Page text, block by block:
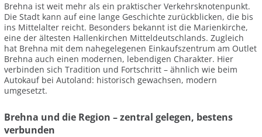
Brehna ist weit mehr als ein praktischer Verkehrsknotenpunkt.
Die Stadt kann auf eine lange Geschichte zurückblicken, die bis
ins Mittelalter reicht. Besonders bekannt ist die Marienkirche,
eine der ältesten Hallenkirchen Mitteldeutschlands. Zugleich
hat Brehna mit dem nahegelegenen Einkaufszentrum am Outlet
Brehna auch einen modernen, lebendigen Charakter. Hier
verbinden sich Tradition und Fortschritt – ähnlich wie beim
Autokauf bei Autoland: historisch gewachsen, modern
umgesetzt.
Brehna und die Region – zentral gelegen, bestens
verbunden